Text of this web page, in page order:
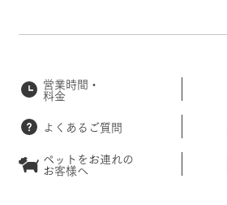
営業時間・
料金
よくあるご質問
ペットをお連れの
お客様へ